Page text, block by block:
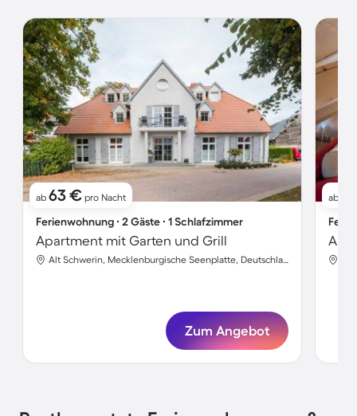
ab 63 € pro Nacht
Ferienwohnung ∙ 2 Gäste ∙ 1 Schlafzimmer
Apartment mit Garten und Grill
Alt Schwerin, Mecklenburgische Seenplatte, Deutschland
Zum Angebot
ab